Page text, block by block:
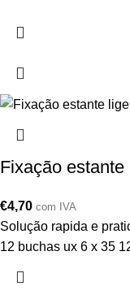
Fixação
€4,70 com IVA
Solução rapida e
12 buchas ux 6 x 35